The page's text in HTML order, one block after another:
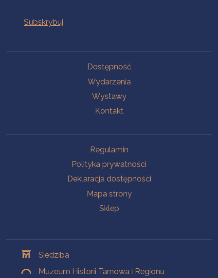
Dostępność
Wydarzenia
Wystawy
Kontakt
Regulamin
Polityka prywatności
Deklaracja dostępności
Mapa strony
Sklep
Siedziba
Muzeum Historii Tarnowa i Regionu